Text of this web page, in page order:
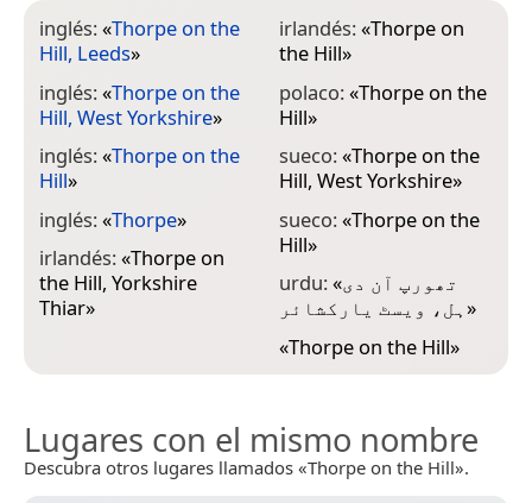
inglés:«Thorpe on the
Hill, Leeds»
inglés:«Thorpe on the
Hill, West Yorkshire»
inglés:«Thorpe on the
Hill»
inglés:«Thorpe»
irlandés:«Thorpe on
the Hill, Yorkshire
Thiar»
irlandés:«Thorpe on
the Hill»
polaco:«Thorpe on the
Hill»
sueco:«Thorpe on the
Hill, West Yorkshire»
sueco:«Thorpe on the
Hill»
urdu:«تھورپ آن دی
ہل، ویسٹ یارکشائر »
«Thorpe on the Hill»
Lugares con el mismo nombre
Descubra otros lugares llamados «Thorpe on the Hill».